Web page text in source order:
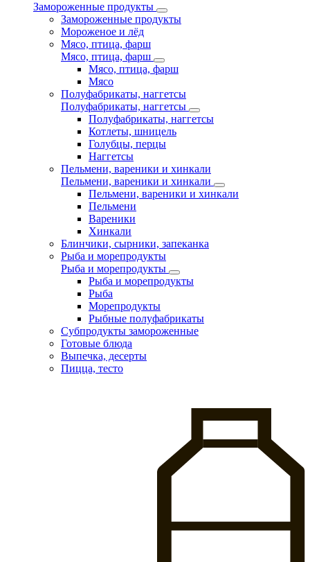
Замороженные продукты
Замороженные продукты
Мороженое и лёд
Мясо, птица, фарш
Мясо, птица, фарш
Мясо, птица, фарш
Мясо
Полуфабрикаты, наггетсы
Полуфабрикаты, наггетсы
Полуфабрикаты, наггетсы
Котлеты, шницель
Голубцы, перцы
Наггетсы
Пельмени, вареники и хинкали
Пельмени, вареники и хинкали
Пельмени, вареники и хинкали
Пельмени
Вареники
Хинкали
Блинчики, сырники, запеканка
Рыба и морепродукты
Рыба и морепродукты
Рыба и морепродукты
Рыба
Морепродукты
Рыбные полуфабрикаты
Субпродукты замороженные
Готовые блюда
Выпечка, десерты
Пицца, тесто